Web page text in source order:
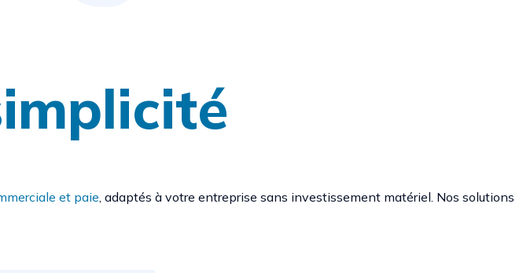
et paie, adaptés à votre entreprise sans investissement matériel. Nos solutions